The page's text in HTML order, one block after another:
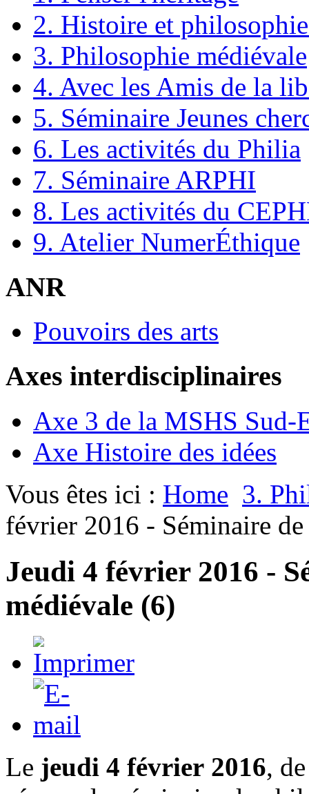
2. Histoire et philosophie
3. Philosophie médiévale
4. Avec les Amis de la
5. Séminaire Jeunes
6. Les activités du Philia
7. Séminaire ARPHI
8. Les activités du
9. Atelier NumerÉthique
ANR
Pouvoirs des arts
Axes interdisciplinaires
Axe 3 de la MSHS Sud-
Axe Histoire des idées
Vous êtes ici : Home 3.
février 2016 - Séminaire
Jeudi 4 février 2016 -
médiévale (6)
Le jeudi 4 février 2016,